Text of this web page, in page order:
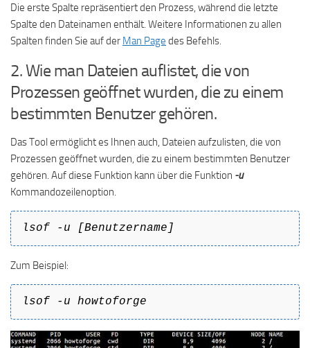
Die erste Spalte repräsentiert den Prozess, während die letzte
Spalte den Dateinamen enthält. Weitere Informationen zu allen
Spalten finden Sie auf der Man Page des Befehls.
2. Wie man Dateien auflistet, die von
Prozessen geöffnet wurden, die zu einem
bestimmten Benutzer gehören.
Das Tool ermöglicht es Ihnen auch, Dateien aufzulisten, die von
Prozessen geöffnet wurden, die zu einem bestimmten Benutzer
gehören. Auf diese Funktion kann über die Funktion -u
Kommandozeilenoption.
lsof -u [Benutzername]
Zum Beispiel:
lsof -u howtoforge